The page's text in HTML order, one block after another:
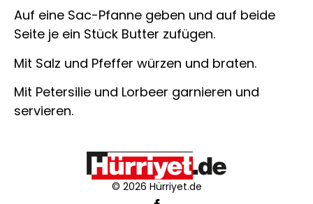
Auf eine Sac-Pfanne geben und auf beide
Seite je ein Stück Butter zufügen.
Mit Salz und Pfeffer würzen und braten.
Mit Petersilie und Lorbeer garnieren und
servieren.
© 2026 Hürriyet.de